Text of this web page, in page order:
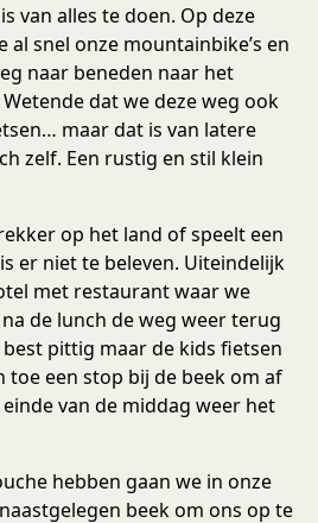
van alles te doen. Op deze
al snel onze mountainbike’s en
naar beneden naar het
dat we deze weg ook
maar dat is van latere
zelf. Een rustig en stil klein
op het land of speelt een
er niet te beleven. Uiteindelijk
met restaurant waar we
de lunch de weg weer terug
pittig maar de kids fietsen
toe een stop bij de beek om af
van de middag weer het
hebben gaan we in onze
beek om ons op te